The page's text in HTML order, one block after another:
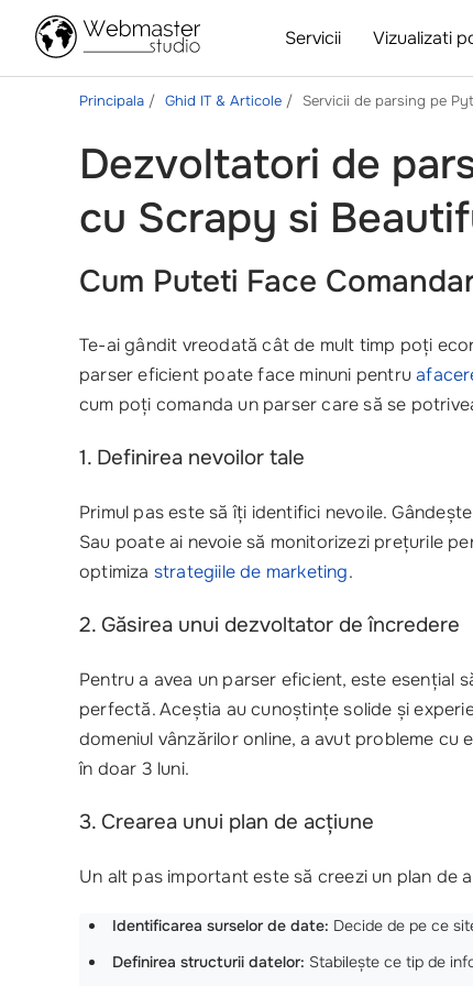
Servicii Vizualizati
Principala Ghid IT & Articole Servicii de parsing pe
Dezvoltatori de
cu Scrapy si
Cum Puteti Face
Te-ai gândit vreodată cât de mult timp poți
parser eficient poate face minuni pentru
cum poți comanda un parser care să se
1. Definirea nevoilor tale
Primul pas este să îți identifici nevoile.
Sau poate ai nevoie să monitorizezi prețurile
optimiza strategiile de marketing.
2. Găsirea unui dezvoltator de încredere
Pentru a avea un parser eficient, este esențial
perfectă. Aceștia au cunoștințe solide și
domeniul vânzărilor online, a avut probleme
în doar 3 luni.
3. Crearea unui plan de acțiune
Un alt pas important este să creezi un plan de
Identificarea surselor de date: Decide de pe ce
Definirea structurii datelor: Stabilește ce tip de